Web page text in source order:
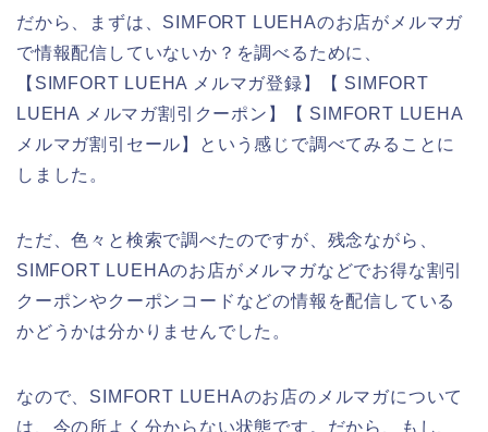
だから、まずは、SIMFORT LUEHAのお店がメルマガ
で情報配信していないか？を調べるために、
【SIMFORT LUEHA メルマガ登録】【 SIMFORT
LUEHA メルマガ割引クーポン】【 SIMFORT LUEHA
メルマガ割引セール】という感じで調べてみることに
しました。
ただ、色々と検索で調べたのですが、残念ながら、
SIMFORT LUEHAのお店がメルマガなどでお得な割引
クーポンやクーポンコードなどの情報を配信している
かどうかは分かりませんでした。
なので、SIMFORT LUEHAのお店のメルマガについて
は、今の所よく分からない状態です。だから、もし、